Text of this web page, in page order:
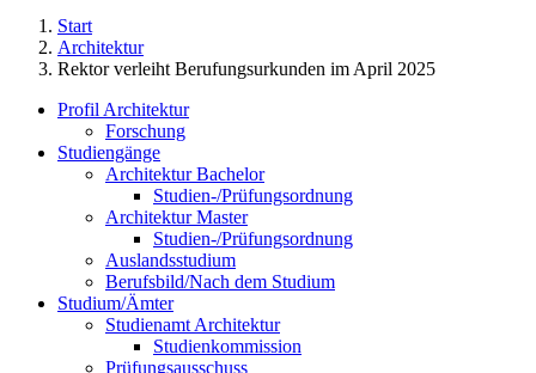
Start
Architektur
Rektor verleiht Berufungsurkunden im April 2025
Profil Architektur
Forschung
Studiengänge
Architektur Bachelor
Studien-/Prüfungsordnung
Architektur Master
Studien-/Prüfungsordnung
Auslandsstudium
Berufsbild/Nach dem Studium
Studium/Ämter
Studienamt Architektur
Studienkommission
Prüfungsausschuss